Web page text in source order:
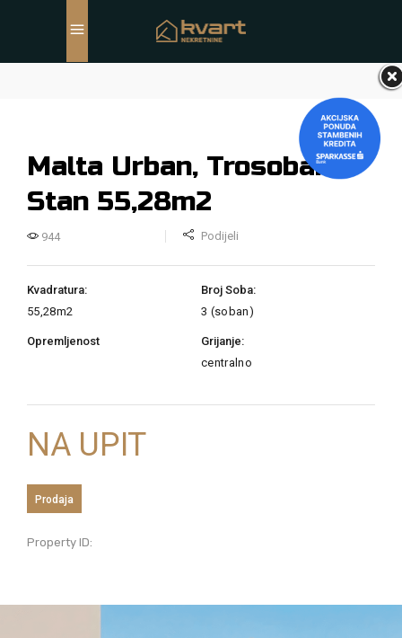
Malta Urban, Trosoban
Stan 55,28m2
944 Podijeli
Kvadratura:
55,28m2
Broj Soba:
3 (soban)
Opremljenost
Grijanje:
centralno
NA UPIT
Prodaja
Property ID: